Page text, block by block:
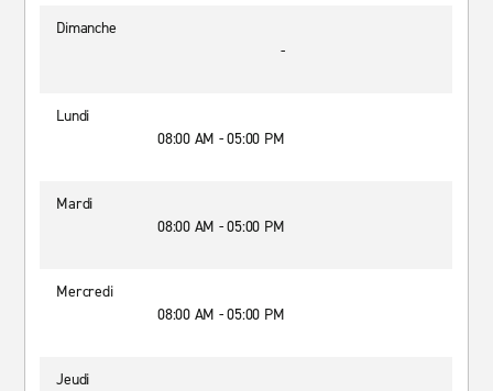
Dimanche
-
Lundi
08:00 AM - 05:00 PM
Mardi
08:00 AM - 05:00 PM
Mercredi
08:00 AM - 05:00 PM
Jeudi